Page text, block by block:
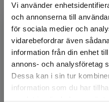
Vi använder
och annonserna till
för sociala medier och
vidarebefordrar även
information från din enhet
annons- och analysföretag
Dessa kan i sin tur
information som du har
Begränsad
Det verkar som att du
Johan
Johan Sundelöf, MD,